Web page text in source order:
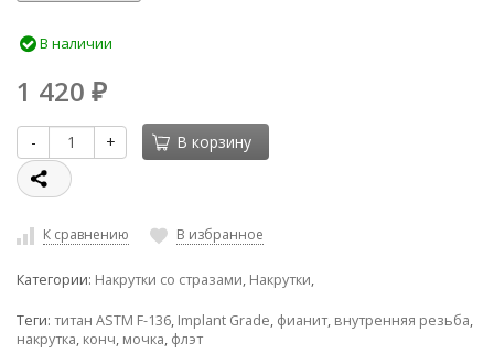
В наличии
1 420 ₽
- + В корзину
К сравнению В избранное
Категории: Накрутки со стразами, Накрутки,
Теги: титан ASTM F-136, Implant Grade, фианит, внутренняя резьба,
накрутка, конч, мочка, флэт